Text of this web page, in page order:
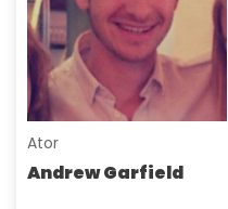
Ator
Andrew Garfield